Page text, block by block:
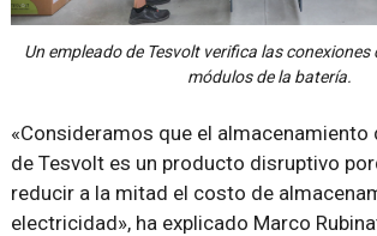
Un empleado de Tesvolt verifica las conexiones
módulos de la batería.
«Consideramos que el
de Tesvolt es un producto disruptivo
reducir a la mitad el costo de
electricidad», ha explicado Marco